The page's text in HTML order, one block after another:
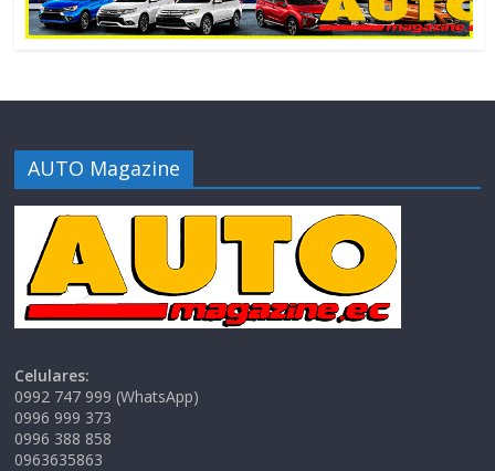
AUTO Magazine
Celulares:
0992 747 999 (WhatsApp)
0996 999 373
0996 388 858
0963635863